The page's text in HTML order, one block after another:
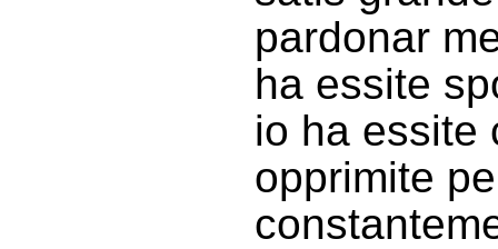
pardonar
ha essite
io ha essite
opprimite